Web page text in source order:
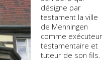
désigne par
testament la ville
de Menningen
comme exécuteur
testamentaire et
tuteur de son fils.